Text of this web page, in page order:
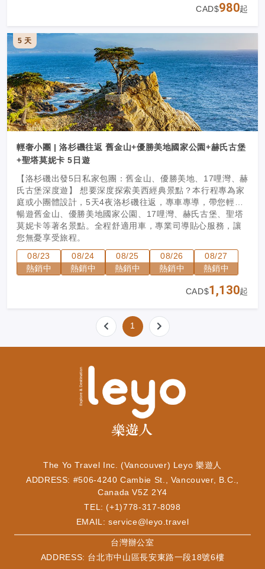
CAD$980起
5 天
輕奢小團 | 洛杉磯往返 舊金山+優勝美地國家公園+赫氏古堡
+聖塔莫妮卡 5日遊
【洛杉磯出發5日私家包團：舊金山、優勝美地、17哩灣、赫
氏古堡深度遊】 想要深度探索美西經典景點？本行程專為家
庭或小團體設計，5天4夜洛杉磯往返，專車專導，帶您輕鬆
暢遊舊金山、優勝美地國家公園、17哩灣、赫氏古堡、聖塔
莫妮卡等著名景點。全程舒適用車，專業司導貼心服務，讓
您無憂享受旅程。
08/23
熱銷中
08/24
熱銷中
08/25
熱銷中
08/26
熱銷中
08/27
熱銷中
CAD$1,130起
1
The Yo Travel Inc. (Vancouver) Leyo 樂遊人
ADDRESS: #506-4240 Cambie St., Vancouver, B.C.,
Canada V5Z 2Y4
TEL: (+1)778-317-8098
EMAIL:service@leyo.travel
​台灣辦公室
ADDRESS: 台北市中山區長安東路一段18號6樓